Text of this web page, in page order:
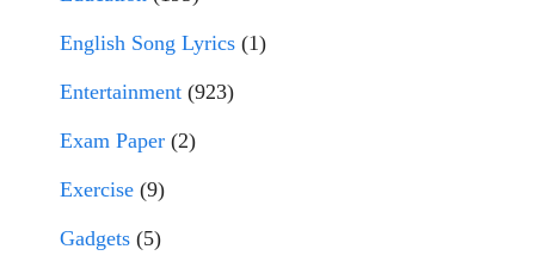
English Song Lyrics (1)
Entertainment (923)
Exam Paper (2)
Exercise (9)
Gadgets (5)